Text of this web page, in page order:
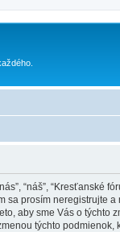
“náš”,
prosím neregistrujte
aby sme Vás o
týchto